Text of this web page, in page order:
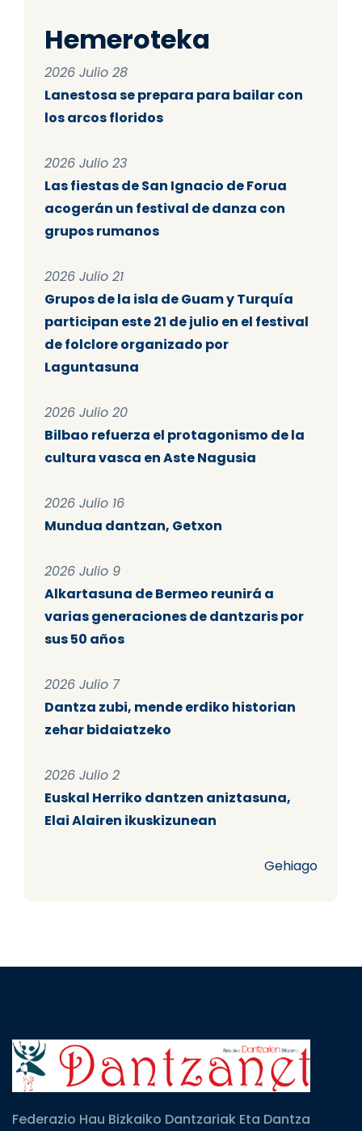
Hemeroteka
2026 Julio 28
Lanestosa se prepara para bailar con
los arcos floridos
2026 Julio 23
Las fiestas de San Ignacio de Forua
acogerán un festival de danza con
grupos rumanos
2026 Julio 21
Grupos de la isla de Guam y Turquía
participan este 21 de julio en el festival
de folclore organizado por
Laguntasuna
2026 Julio 20
Bilbao refuerza el protagonismo de la
cultura vasca en Aste Nagusia
2026 Julio 16
Mundua dantzan, Getxon
2026 Julio 9
Alkartasuna de Bermeo reunirá a
varias generaciones de dantzaris por
sus 50 años
2026 Julio 7
Dantza zubi, mende erdiko historian
zehar bidaiatzeko
2026 Julio 2
Euskal Herriko dantzen aniztasuna,
Elai Alairen ikuskizunean
Gehiago
Federazio Hau Bizkaiko Dantzariak Eta Dantza